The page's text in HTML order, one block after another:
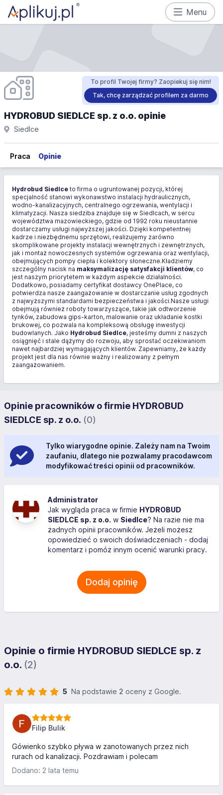
Menu
To profil Twojej firmy? Zaopiekuj się nim!
Tak, chcę zarządzać profilem za darmo
HYDROBUD SIEDLCE sp. z o.o. opinie
Siedlce
Praca Opinie
Hydrobud Siedlce to firma o ugruntowanej pozycji, której
specjalność stanowi wykonawstwo instalacji hydraulicznych,
wodno-kanalizacyjnych, centralnego ogrzewania, wentylacji i
klimatyzacji. Nasza siedziba znajduje się w Siedlcach, w sercu
województwa mazowieckiego, gdzie od 1992 roku nieustannie
dostarczamy usługi najwyższej jakości. Dzięki kompetentnej
kadrze i niezbędnemu sprzętowi, realizujemy zarówno
skomplikowane projekty instalacji wewnętrznych i zewnętrznych,
jak i montaż nowoczesnych systemów ogrzewania oraz wentylacji,
obejmujących pompy ciepła i kolektory słoneczne.Kładziemy
szczególny nacisk na maksymalizację satysfakcji klientów, co
jest naszym priorytetem w każdym aspekcie działalności.
Dodatkowo, posiadamy certyfikat dostawcy OnePlace, co
potwierdza nasze zaangażowanie w dostarczanie usług zgodnych
z najwyższymi standardami bezpieczeństwa i jakości.Nasze usługi
obejmują również roboty towarzyszące, takie jak odtworzenie
tynków, zabudowa gips-karton, malowanie oraz układanie kostki
brukowej, co pozwala na kompleksową obsługę inwestycji
budowlanych. Jako Hydrobud Siedlce, jesteśmy dumni z naszych
osiągnięć i stale dążymy do rozwoju, aby sprostać oczekiwaniom
nawet najbardziej wymagających klientów. Zapewniamy, że każdy
projekt jest dla nas równie ważny i realizowany z pełnym
zaangażowaniem.
Opinie pracowników o firmie HYDROBUD
SIEDLCE sp. z o.o. (0)
Tylko wiarygodne opinie. Zależy nam na Twoim
zaufaniu, dlatego nie pozwalamy pracodawcom
modyfikować treści opinii od pracowników.
Administrator
Jak wygląda praca w firmie HYDROBUD
SIEDLCE sp. z o.o. w Siedlce? Na razie nie ma
żadnych opinii pracowników. Jeżeli możesz
opowiedzieć o swoich doświadczeniach - dodaj
komentarz i pomóż innym ocenić warunki pracy.
Dodaj opinię
Opinie o firmie HYDROBUD SIEDLCE sp. z
o.o. (2)
5 Na podstawie 2 oceny z Google.
Filip Bulik
Gówienko szybko pływa w zanotowanych przez nich
rurach od kanalizacji. Pozdrawiam i polecam
Dodano: 2 lata temu